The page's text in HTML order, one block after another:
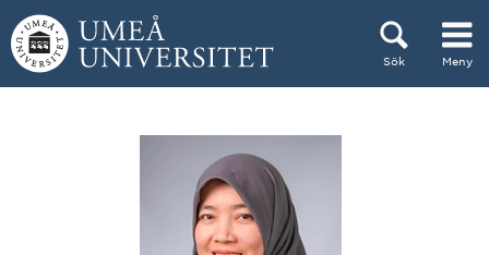
Hoppa direkt till innehållet
Sök Meny